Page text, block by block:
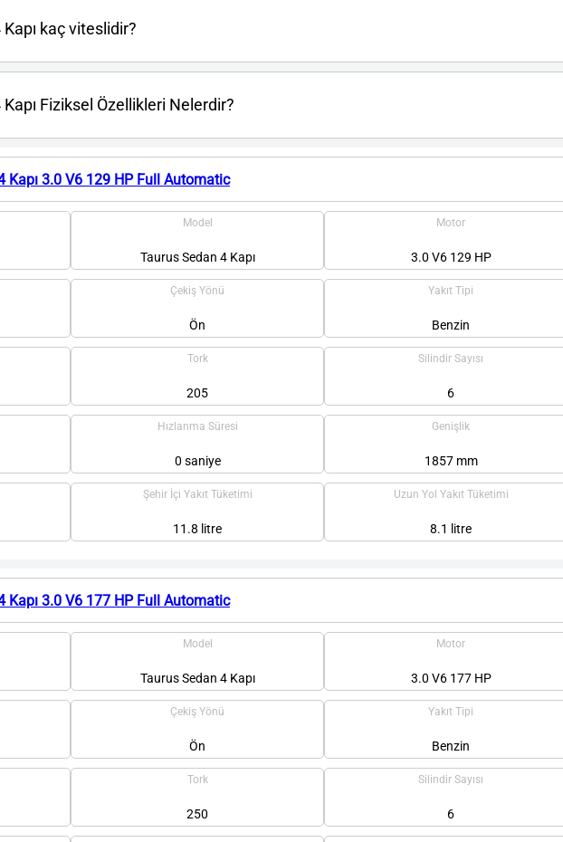
kaç viteslidir?
Fiziksel Özellikleri Nelerdir?
Kapı 3.0 V6 129 HP Full Automatic
Model
Taurus Sedan 4 Kapı
Motor
3.0 V6 129 HP
Çekiş Yönü
Ön
Yakıt Tipi
Benzin
Tork
205
Silindir Sayısı
6
Hızlanma Süresi
0 saniye
Genişlik
1857 mm
Şehir İçi Yakıt Tüketimi
11.8 litre
Uzun Yol Yakıt Tüketimi
8.1 litre
Kapı 3.0 V6 177 HP Full Automatic
Model
Taurus Sedan 4 Kapı
Motor
3.0 V6 177 HP
Çekiş Yönü
Ön
Yakıt Tipi
Benzin
Tork
250
Silindir Sayısı
6